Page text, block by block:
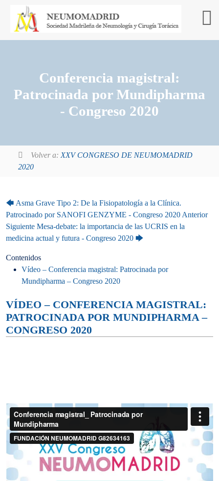
Conferencia magistral:
Patrocinada por Mundipharma
- Congreso 2020
Volver a: XXV CONGRESO DE NEUMOMADRID
2020
🡄 Asma Grave Tipo 2: De la Fisiopatología a la Clínica.
Patrocinado por SANOFI GENZYME - Congreso 2020 Anterior
Siguiente Mesa-debate: la importancia de las UCRIS en la
medicina actual y futura - Congreso 2020 🡆
Contenidos
Vídeo – Conferencia magistral: Patrocinada por
Mundipharma – Congreso 2020
VÍDEO – CONFERENCIA MAGISTRAL:
PATROCINADA POR MUNDIPHARMA –
CONGRESO 2020